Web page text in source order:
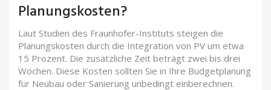
Planungskosten?
Laut Studien des Fraunhofer-Instituts steigen die
Planungskosten durch die Integration von PV um etwa
15 Prozent. Die zusätzliche Zeit beträgt zwei bis drei
Wochen. Diese Kosten sollten Sie in Ihre Budgetplanung
für Neubau oder Sanierung unbedingt einberechnen.